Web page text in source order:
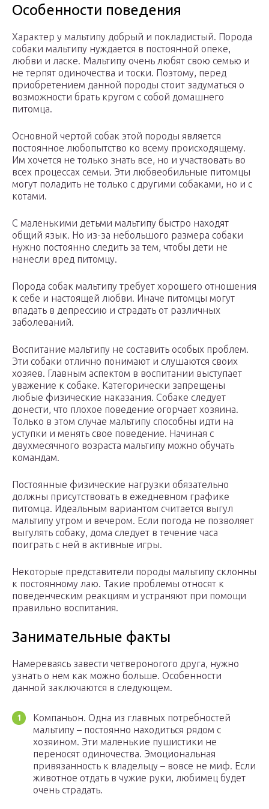
Особенности поведения
Характер у мальтипу добрый и покладистый. Порода
собаки мальтипу нуждается в постоянной опеке,
любви и ласке. Мальтипу очень любят свою семью и
не терпят одиночества и тоски. Поэтому, перед
приобретением данной породы стоит задуматься о
возможности брать кругом с собой домашнего
питомца.
Основной чертой собак этой породы является
постоянное любопытство ко всему происходящему.
Им хочется не только знать все, но и участвовать во
всех процессах семьи. Эти любвеобильные питомцы
могут поладить не только с другими собаками, но и с
котами.
С маленькими детьми мальтипу быстро находят
общий язык. Но из-за небольшого размера собаки
нужно постоянно следить за тем, чтобы дети не
нанесли вред питомцу.
Порода собак мальтипу требует хорошего отношения
к себе и настоящей любви. Иначе питомцы могут
впадать в депрессию и страдать от различных
заболеваний.
Воспитание мальтипу не составить особых проблем.
Эти собаки отлично понимают и слушаются своих
хозяев. Главным аспектом в воспитании выступает
уважение к собаке. Категорически запрещены
любые физические наказания. Собаке следует
донести, что плохое поведение огорчает хозяина.
Только в этом случае мальтипу способны идти на
уступки и менять свое поведение. Начиная с
двухмесячного возраста мальтипу можно обучать
командам.
Постоянные физические нагрузки обязательно
должны присутствовать в ежедневном графике
питомца. Идеальным вариантом считается выгул
мальтипу утром и вечером. Если погода не позволяет
выгулять собаку, дома следует в течение часа
поиграть с ней в активные игры.
Некоторые представители породы мальтипу склонны
к постоянному лаю. Такие проблемы относят к
поведенческим реакциям и устраняют при помощи
правильно воспитания.
Занимательные факты
Намереваясь завести четвероногого друга, нужно
узнать о нем как можно больше. Особенности
данной заключаются в следующем.
Компаньон. Одна из главных потребностей
мальтипу – постоянно находиться рядом с
хозяином. Эти маленькие пушистики не
переносят одиночества. Эмоциональная
привязанность к владельцу – вовсе не миф. Если
животное отдать в чужие руки, любимец будет
очень страдать.